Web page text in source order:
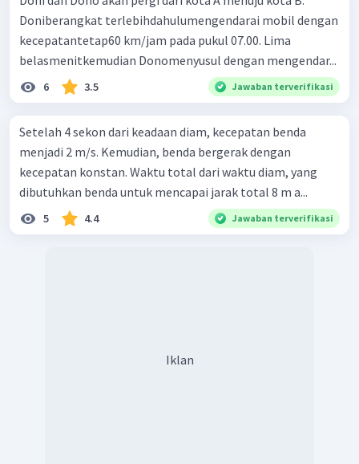
Doniberangkat terlebihdahulumengendarai mobil dengan
kecepatantetap60 km/jam pada pukul 07.00. Lima
belasmenitkemudian Donomenyusul dengan mengendar...
6 3.5 Jawaban terverifikasi
Setelah 4 sekon dari keadaan diam, kecepatan benda
menjadi 2 m/s. Kemudian, benda bergerak dengan
kecepatan konstan. Waktu total dari waktu diam, yang
dibutuhkan benda untuk mencapai jarak total 8 m a...
5 4.4 Jawaban terverifikasi
Iklan